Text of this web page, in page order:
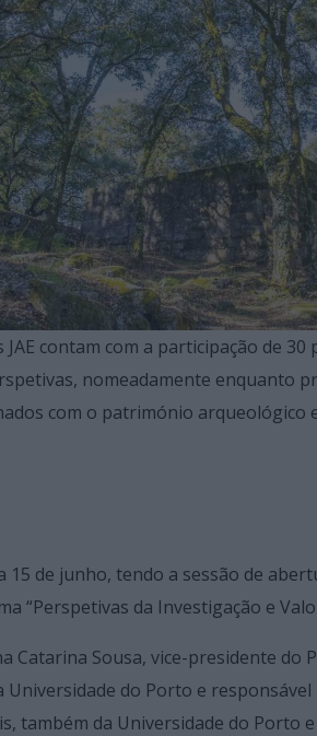
contam com a participação de
nomeadamente enquanto
com o património
15 de junho, tendo a sessão de
“Perspetivas da Investigação e
Catarina Sousa, vice-presidente do
Universidade do Porto e
também da Universidade do Porto